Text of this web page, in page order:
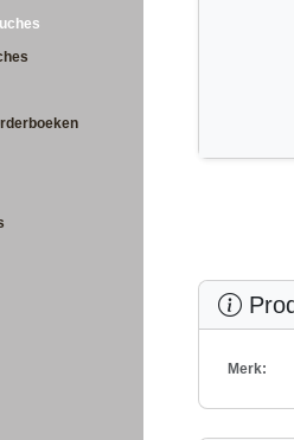
Merk: